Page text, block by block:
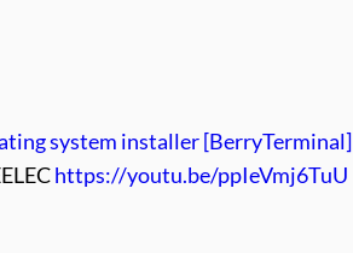
system installer [BerryTerminal]
https://youtu.be/ppIeVmj6TuU